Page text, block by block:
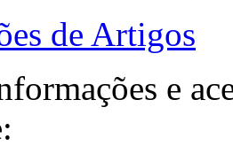
de Artigos
e